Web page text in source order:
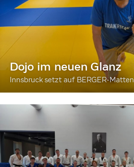
Dojo im neuen Glanz
Innsbruck setzt auf BERGER-Matten